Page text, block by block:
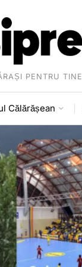
PENTRU TINE
Călărășean